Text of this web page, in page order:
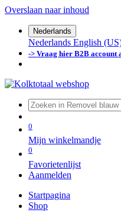
Overslaan naar inhoud
Nederlands
Nederlands English
-> Vraag hier B2B account
0
Mijn winkelmandje
0
Favorietenlijst
Aanmelden
Startpagina
Shop